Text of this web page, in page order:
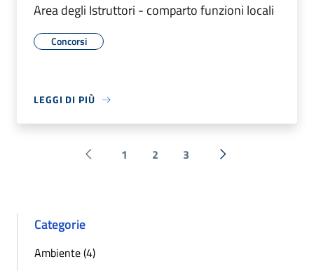
Area degli Istruttori - comparto funzioni locali
Concorsi
LEGGI DI PIÙ
Pagina precedente
1 2 3 Successiva »
Categorie
Ambiente (4)